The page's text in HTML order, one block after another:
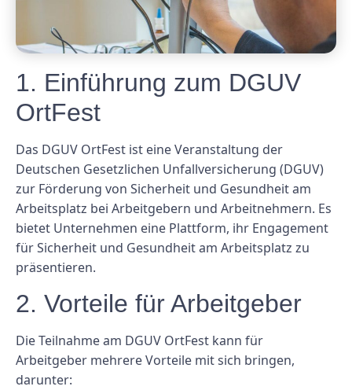
1. Einführung zum DGUV
OrtFest
Das DGUV OrtFest ist eine Veranstaltung der
Deutschen Gesetzlichen Unfallversicherung (DGUV)
zur Förderung von Sicherheit und Gesundheit am
Arbeitsplatz bei Arbeitgebern und Arbeitnehmern. Es
bietet Unternehmen eine Plattform, ihr Engagement
für Sicherheit und Gesundheit am Arbeitsplatz zu
präsentieren.
2. Vorteile für Arbeitgeber
Die Teilnahme am DGUV OrtFest kann für
Arbeitgeber mehrere Vorteile mit sich bringen,
darunter: